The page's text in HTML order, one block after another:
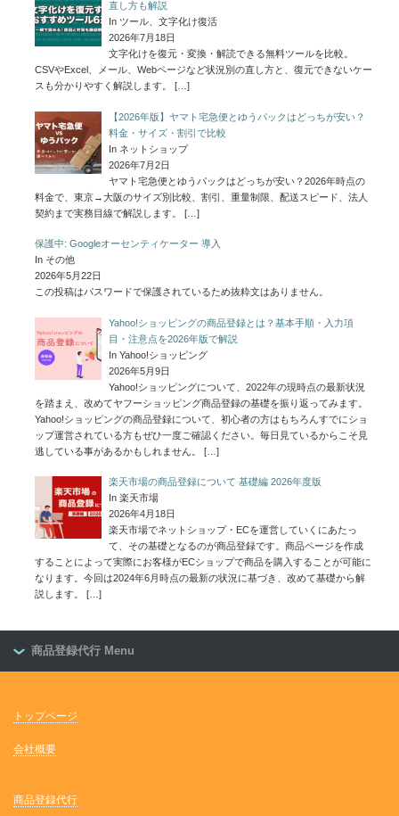
直し方も解説
In ツール、文字化け復活
2026年7月18日
文字化けを復元・変換・解読できる無料ツールを比較。
CSVやExcel、メール、Webページなど状況別の直し方と、復元できないケー
スも分かりやすく解説します。
[…]
【2026年版】ヤマト宅急便とゆうパックはどっちが安い？
料金・サイズ・割引で比較
In ネットショップ
2026年7月2日
ヤマト宅急便とゆうパックはどっちが安い？2026年時点の
料金で、東京→大阪のサイズ別比較、割引、重量制限、配送スピード、法人
契約まで実務目線で解説します。
[…]
保護中: Googleオーセンティケーター 導入
In その他
2026年5月22日
この投稿はパスワードで保護されているため抜粋文はありません。
Yahoo!ショッピングの商品登録とは？基本手順・入力項
目・注意点を2026年版で解説
In Yahoo!ショッピング
2026年5月9日
Yahoo!ショッピングについて、2022年の現時点の最新状況
を踏まえ、改めてヤフーショッピング商品登録の基礎を振り返ってみます。
Yahoo!ショッピングの商品登録について、初心者の方はもちろんすでにショ
ップ運営されている方もぜひ一度ご確認ください。毎日見ているからこそ見
逃している事があるかもしれません。
[…]
楽天市場の商品登録について 基礎編 2026年度版
In 楽天市場
2026年4月18日
楽天市場でネットショップ・ECを運営していくにあたっ
て、その基礎となるのが商品登録です。商品ページを作成
することによって実際にお客様がECショップで商品を購入することが可能に
なります。今回は2024年6月時点の最新の状況に基づき、改めて基礎から解
説します。
[…]
商品登録代行 Menu
トップページ
会社概要
商品登録代行